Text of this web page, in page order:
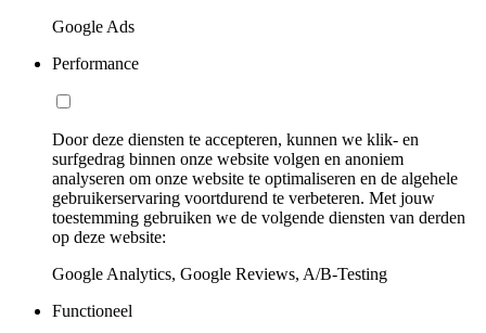
Google Ads
Performance
Door deze diensten te accepteren, kunnen we klik- en
surfgedrag binnen onze website volgen en anoniem
analyseren om onze website te optimaliseren en de algehele
gebruikerservaring voortdurend te verbeteren. Met jouw
toestemming gebruiken we de volgende diensten van derden
op deze website:
Google Analytics, Google Reviews, A/B-Testing
Functioneel